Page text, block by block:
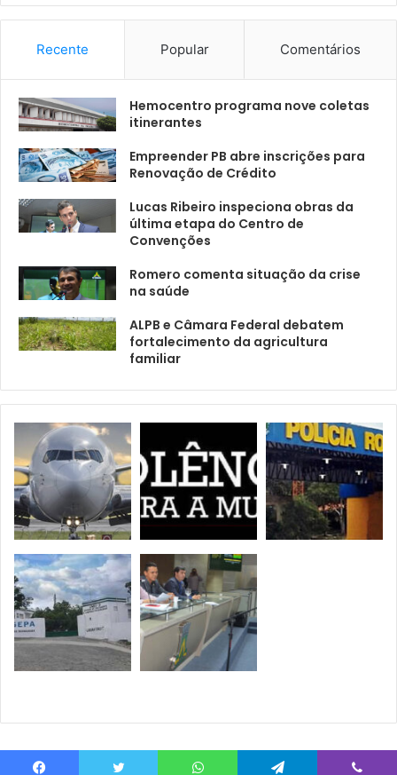
Recente Popular Comentários
Hemocentro programa nove coletas
itinerantes
Empreender PB abre inscrições para
Renovação de Crédito
Lucas Ribeiro inspeciona obras da
última etapa do Centro de
Convenções
Romero comenta situação da crise
na saúde
ALPB e Câmara Federal debatem
fortalecimento da agricultura
familiar